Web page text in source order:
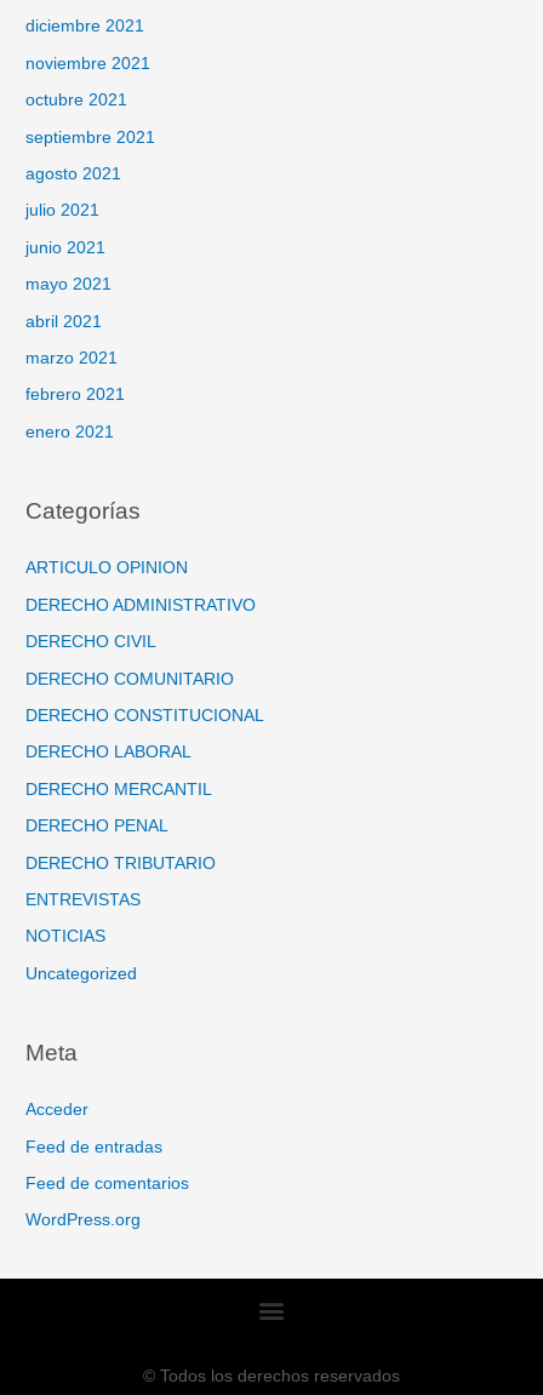
diciembre 2021
noviembre 2021
octubre 2021
septiembre 2021
agosto 2021
julio 2021
junio 2021
mayo 2021
abril 2021
marzo 2021
febrero 2021
enero 2021
Categorías
ARTICULO OPINION
DERECHO ADMINISTRATIVO
DERECHO CIVIL
DERECHO COMUNITARIO
DERECHO CONSTITUCIONAL
DERECHO LABORAL
DERECHO MERCANTIL
DERECHO PENAL
DERECHO TRIBUTARIO
ENTREVISTAS
NOTICIAS
Uncategorized
Meta
Acceder
Feed de entradas
Feed de comentarios
WordPress.org
© Todos los derechos reservados